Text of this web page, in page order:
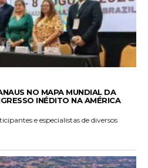
NO MAPA MUNDIAL DA
INÉDITO NA AMÉRICA
e especialistas de diversos